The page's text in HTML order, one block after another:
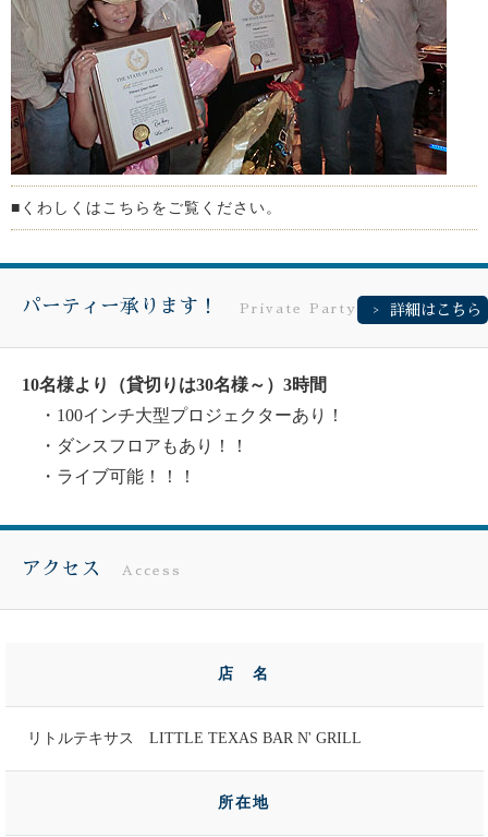
■くわしくはこちらをご覧ください。
パーティー承ります！ Private Party ! 詳細はこちら
10名様より（貸切りは30名様～）3時間
・100インチ大型プロジェクターあり！
・ダンスフロアもあり！！
・ライブ可能！！！
アクセス Access
店 名
リトルテキサス LITTLE TEXAS BAR N' GRILL
所在地